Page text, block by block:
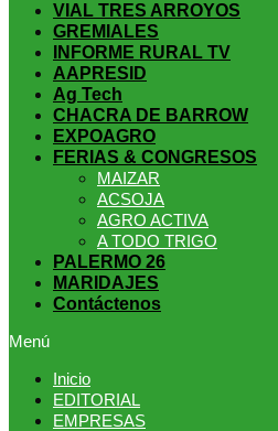
shop. bestyoungsexdoll.comwith
services. 1: 1 design high
VIAL TRES ARROYOS
GREMIALES
INFORME RURAL TV
AAPRESID
Ag Tech
CHACRA DE BARROW
EXPOAGRO
FERIAS & CONGRESOS
MAIZAR
ACSOJA
AGRO ACTIVA
A TODO TRIGO
PALERMO 26
MARIDAJES
Contáctenos
Menú
Inicio
EDITORIAL
EMPRESAS